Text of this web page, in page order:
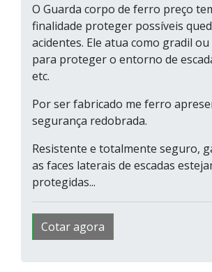
O Guarda corpo de ferro preço
finalidade proteger possíveis
acidentes. Ele atua como gradil
para proteger o entorno de
etc.
Por ser fabricado me ferro
segurança redobrada.
Resistente e totalmente seguro,
as faces laterais de escadas
protegidas...
Cotar agora